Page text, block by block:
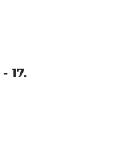
-17.